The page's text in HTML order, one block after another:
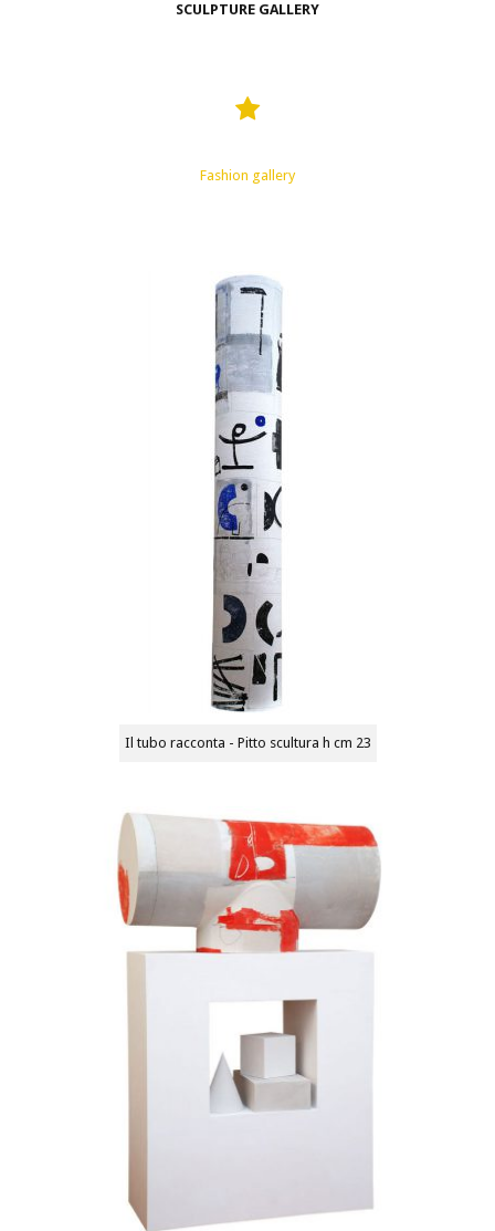
SCULPTURE GALLERY
Fashion gallery
Il tubo racconta - Pitto scultura h cm 23